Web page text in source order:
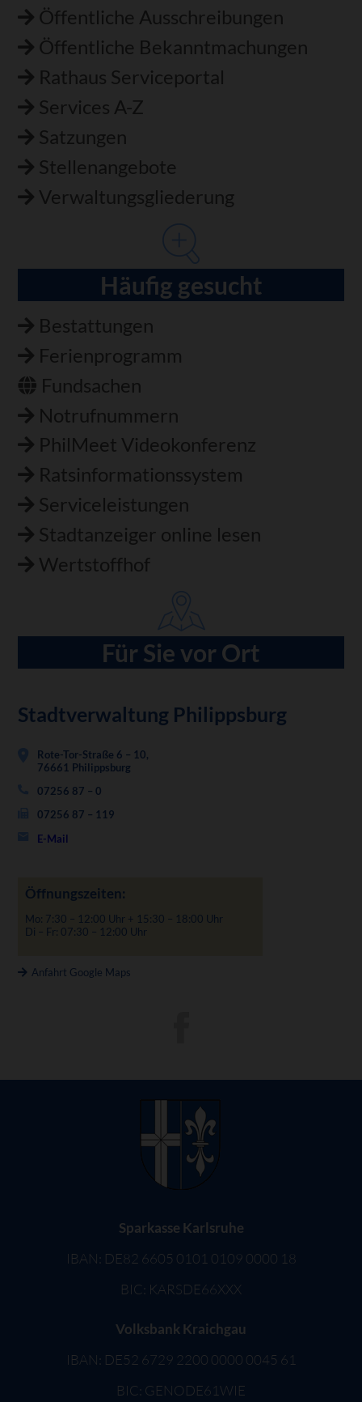
Öffentliche Ausschreibungen
Öffentliche Bekanntmachungen
Rathaus Serviceportal
Services A-Z
Satzungen
Stellenangebote
Verwaltungsgliederung
Häufig gesucht
Bestattungen
Ferienprogramm
Fundsachen
Notrufnummern
PhilMeet Videokonferenz
Ratsinformationssystem
Serviceleistungen
Stadtanzeiger online lesen
Wertstoffhof
Für Sie vor Ort
Stadtverwaltung Philippsburg
Rote-Tor-Straße 6 – 10,
76661 Philippsburg
07256 87 – 0
07256 87 – 119
E-Mail
Öffnungszeiten:
Mo: 7:30 – 12:00 Uhr + 15:30 – 18:00 Uhr
Di – Fr: 07:30 – 12:00 Uhr
Anfahrt Google Maps
Sparkasse Karlsruhe
IBAN: DE82 6605 0101 0109 0000 18
BIC: KARSDE66XXX
Volksbank Kraichgau
IBAN: DE52 6729 2200 0000 0045 61
BIC: GENODE61WIE